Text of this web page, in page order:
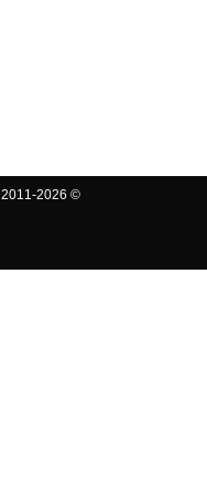
2011-2026 ©